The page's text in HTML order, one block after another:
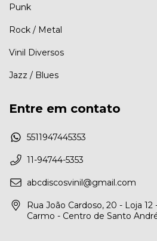
Punk
Rock / Metal
Vinil Diversos
Jazz / Blues
Entre em contato
5511947445353
11-94744-5353
abcdiscosvinil@gmail.com
Rua João Cardoso, 20 - Loja
Carmo - Centro de Santo